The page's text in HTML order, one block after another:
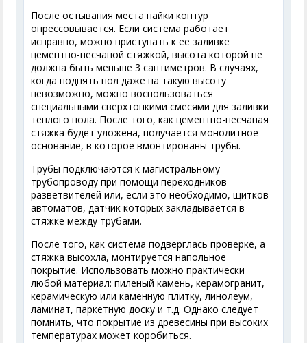
После остывания места пайки контур
опрессовывается. Если система работает
исправно, можно приступать к ее заливке
цементно-песчаной стяжкой, высота которой не
должна быть меньше 3 сантиметров. В случаях,
когда поднять пол даже на такую высоту
невозможно, можно воспользоваться
специальными сверхтонкими смесями для заливки
теплого пола. После того, как цементно-песчаная
стяжка будет уложена, получается монолитное
основание, в которое вмонтированы трубы.
Трубы подключаются к магистральному
трубопроводу при помощи переходников-
разветвителей или, если это необходимо, щитков-
автоматов, датчик которых закладывается в
стяжке между трубами.
После того, как система подверглась проверке, а
стяжка высохла, монтируется напольное
покрытие. Использовать можно практически
любой материал: пиленый камень, керамогранит,
керамическую или каменную плитку, линолеум,
ламинат, паркетную доску и т.д. Однако следует
помнить, что покрытие из древесины при высоких
температурах может коробиться.